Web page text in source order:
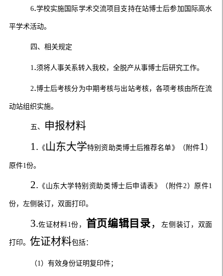
6.学校实施国际学术交流项目支持在站博士后参加国际高水
平学术活动。
四、相关规定
1 .须将人事关系转入我校，全脱产从事博士后研究工作。
2.博士后考核分为中期考核与出站考核，各项考核由所在流
动站组织实施。
五、
申报材料
1. 《山东大学特别资助类博士后推荐名单》（附件1）
原件1 份。
2. 《山东大学特别资助类博士后申请表》（附件2）原件1
份，左侧装订，双面打印。
3.佐证材料1 份， 首页编辑目录，左侧装订，双面
打印。 佐证材料包括：
（1） 有效身份证明复印件；